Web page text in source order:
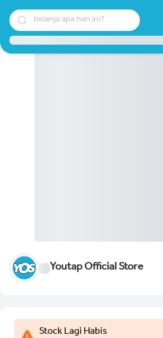
belanja apa hari ini?
Youtap Official Store
Stock Lagi Habis